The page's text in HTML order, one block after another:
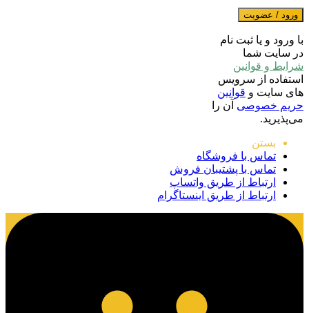
ورود / عضویت
با ورود و یا ثبت نام
در سایت شما
شرایط و قوانین
استفاده از سرویس
های سایت و قوانین
حریم خصوصی آن را
می‌پذیرید.
بستن
تماس با فروشگاه
تماس با پشتیبان فروش
ارتباط از طریق واتساپ
ارتباط از طریق اینستاگرام